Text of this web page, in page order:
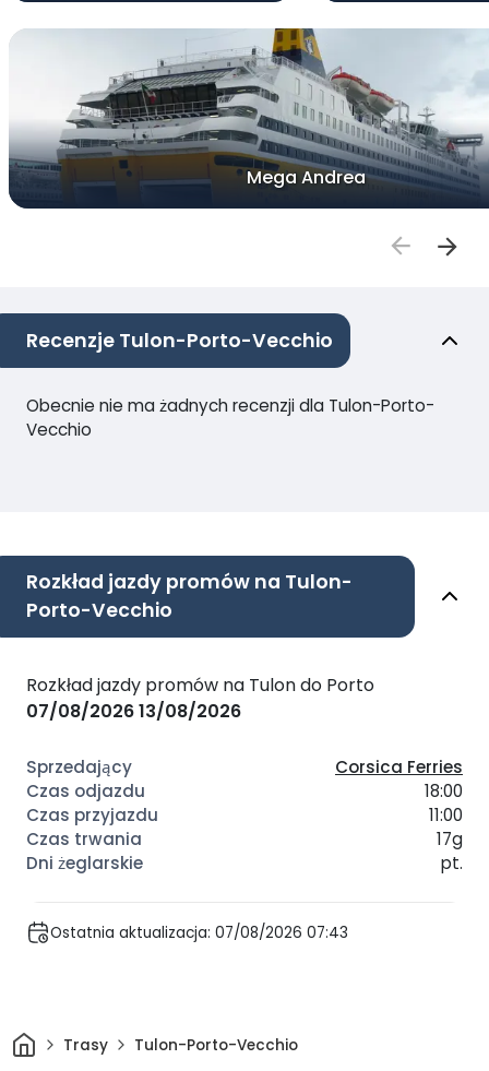
Mega Andrea
Recenzje Tulon-Porto-Vecchio
Obecnie nie ma żadnych recenzji dla Tulon-Porto-
Vecchio
Rozkład jazdy promów na Tulon-
Porto-Vecchio
Rozkład jazdy promów na Tulon do Porto
07/08/202613/08/2026
Corsica Ferries
18:00
11:00
17g
pt.
Ostatnia aktualizacja: 07/08/2026 07:43
DomTrasy Tulon-Porto-Vecchio